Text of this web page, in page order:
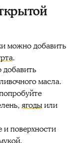
можно добавить
.
масла.
ягодыили
и поверхности